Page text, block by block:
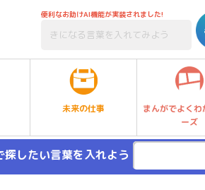
便利なお助けAI機能が実装されました!
未来の仕事
まんがでよくわ
ーズ
探したい言葉を入れよう